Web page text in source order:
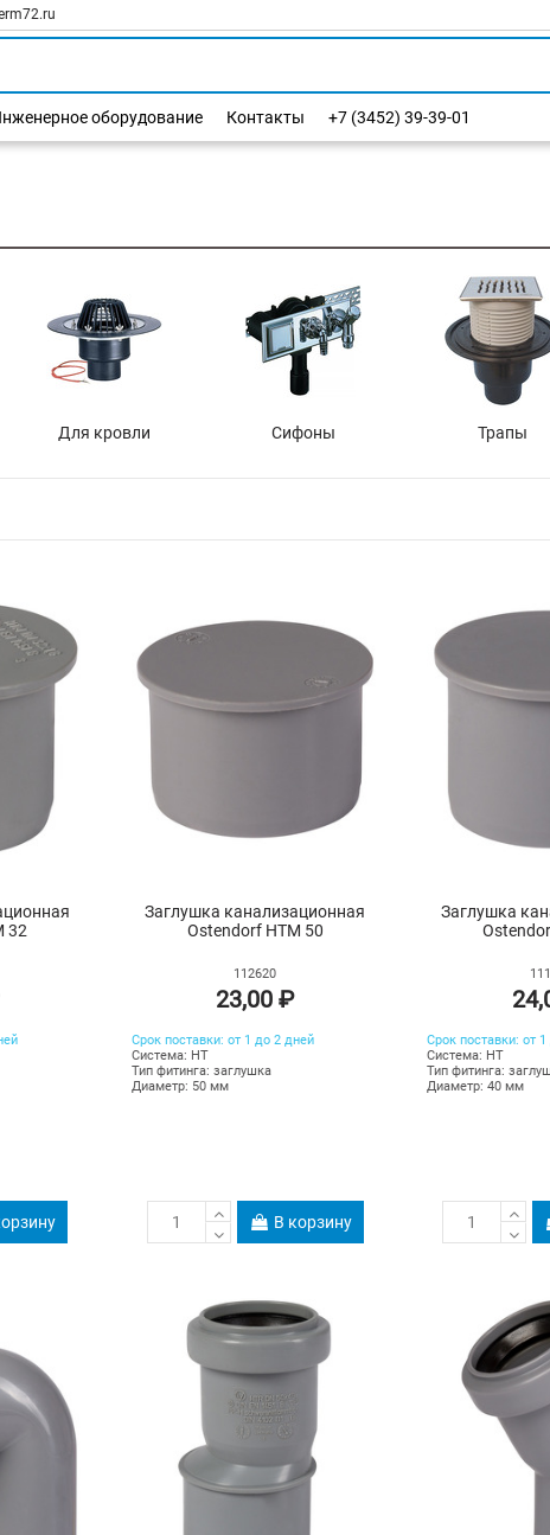
оборудование Контакты +7 (3452) 39-39-01
Для кровли Сифоны Трапы
32
Заглушка канализационная
Ostendorf HTM 50
112620
23,00 ₽
Срок поставки: от 1 до 2 дней
Система: HT
Тип фитинга: заглушка
Диаметр: 50 мм
В корзину
Заглушка
Срок поставки: от
Система: HT
Тип фитинга:
Диаметр: 40 мм